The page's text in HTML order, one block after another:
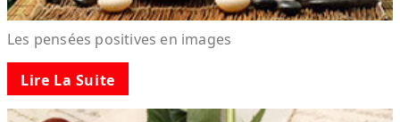
Les pensées positives en images
Lire La Suite